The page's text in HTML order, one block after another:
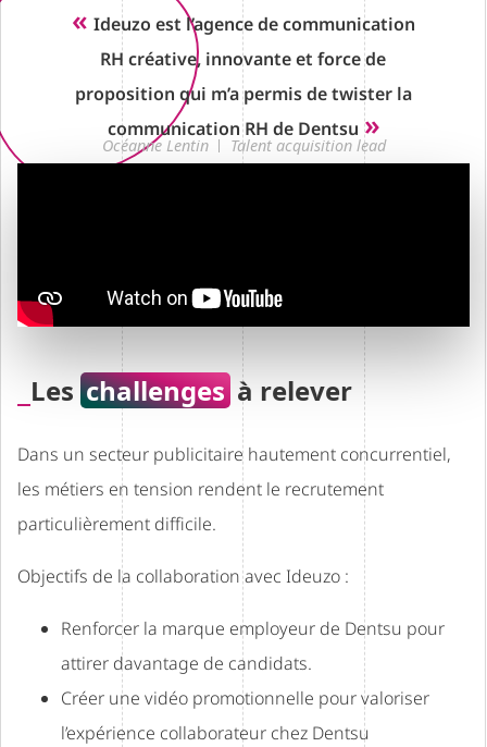
« Ideuzo est l’agence de communication
RH créative, innovante et force de
proposition qui m’a permis de twister la
communication RH de Dentsu »
Océanne Lentin Talent acquisition lead
Les challengesà relever
Dans un secteur publicitaire hautement concurrentiel,
les métiers en tension rendent le recrutement
particulièrement difficile.
Objectifs de la collaboration avec Ideuzo :
Renforcer la marque employeur de Dentsu pour
attirer davantage de candidats.
Créer une vidéo promotionnelle pour valoriser
l’expérience collaborateur chez Dentsu